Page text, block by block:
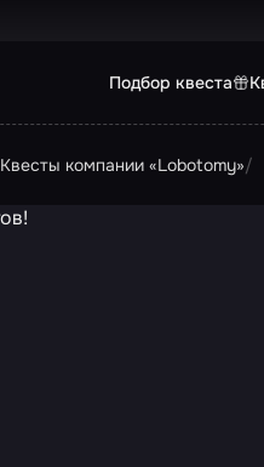
Подбор квеста
Квесты компании «Lobotomy»